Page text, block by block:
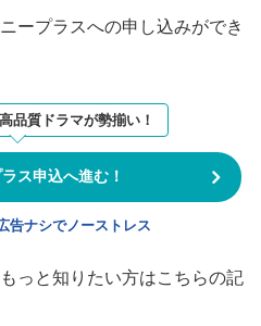
ープラスへの申し込みができ
品質ドラマが勢揃い！
ス申込へ進む！
告ナシでノーストレス
っと知りたい方はこちらの記